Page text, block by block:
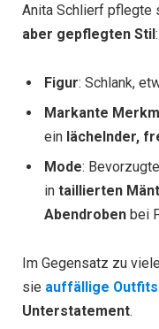
Anita Schlierf pflegte
aber gepflegten Stil:
Figur: Schlank,
Markante
ein lächelnder,
Mode: Bevorzugte
in taillierten
Abendroben bei
Im Gegensatz zu
sie auffällige Outfits
Unterstatement.